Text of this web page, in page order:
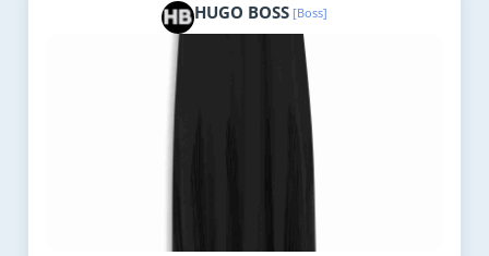
HUGO BOSS [Boss]